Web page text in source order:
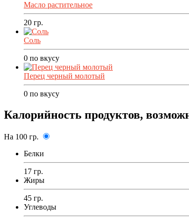
Масло растительное
20 гр.
Соль
0 по вкусу
Перец черный молотый
0 по вкусу
Калорийность продуктов,
На 100 гр.
Белки
17 гр.
Жиры
45 гр.
Углеводы